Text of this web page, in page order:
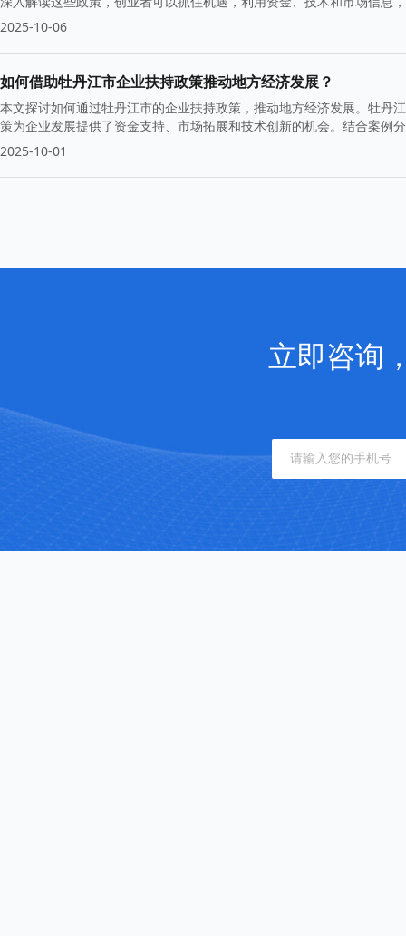
扶持政策，助力创业者在不断变化的市场中立足。
2025-10-06
如何借助牡丹江市企业扶持政策推动地方经济发展？
本文探讨如何通过牡丹江市的企业扶持政策，推动地方经济发展。牡丹
策为企业发展提供了资金支持、市场拓展和技术创新的机会。结合案例
2025-10-01
立即咨询